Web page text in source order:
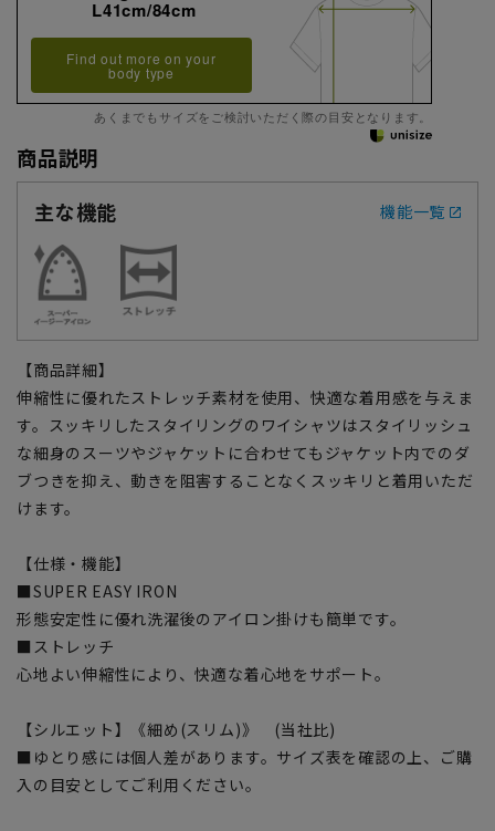
L41cm/84cm
Find out more on your
body type
あくまでもサイズをご検討いただく際の目安となります。
商品説明
主な機能
機能一覧
【商品詳細】
伸縮性に優れたストレッチ素材を使用、快適な着用感を与えま
す。スッキリしたスタイリングのワイシャツはスタイリッシュ
な細身のスーツやジャケットに合わせてもジャケット内でのダ
ブつきを抑え、動きを阻害することなくスッキリと着用いただ
けます。
【仕様・機能】
■SUPER EASY IRON
形態安定性に優れ洗濯後のアイロン掛けも簡単です。
■ストレッチ
心地よい伸縮性により、快適な着心地をサポート。
【シルエット】《細め(スリム)》 (当社比)
■ゆとり感には個人差があります。サイズ表を確認の上、ご購
入の目安としてご利用ください。